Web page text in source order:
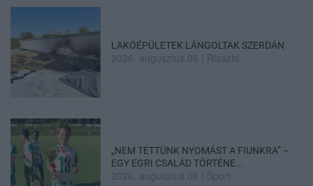
LAKÓÉPÜLETEK LÁNGOLTAK SZERDÁN
2026. augusztus 06 Riasztó
„NEM TETTÜNK NYOMÁST A FIUNKRA” –
EGY EGRI CSALÁD TÖRTÉNE...
2026. augusztus 06 Sport